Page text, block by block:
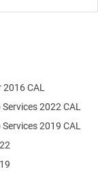
2022 CAL
2019 CAL
2016 CAL